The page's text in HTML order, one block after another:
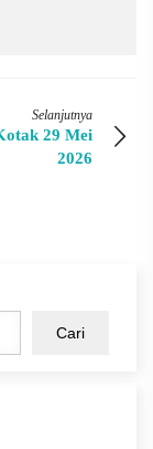
Selanjutnya
29 Mei
2026
Cari